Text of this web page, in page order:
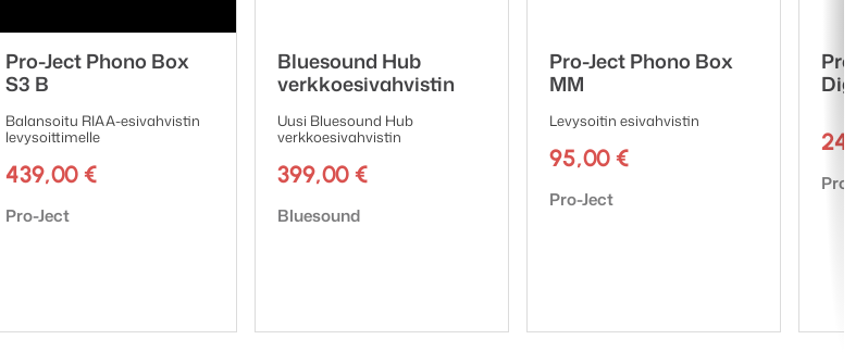
Pro-Ject Phono Box
S3 B
Balansoitu RIAA-esivahvistin
levysoittimelle
439,00 €
Tuotemerkki:
Pro-Ject
Bluesound Hub
verkkoesivahvistin
Uusi Bluesound Hub
verkkoesivahvistin
399,00 €
Tuotemerkki:
Bluesound
Pro-Ject Phono Box
MM
Levysoitin esivahvistin
95,00 €
Tuotemerkki:
Pro-Ject
Pro-
Pro-